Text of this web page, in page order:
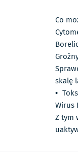
Co
skalę
•
Wirus
Z tym